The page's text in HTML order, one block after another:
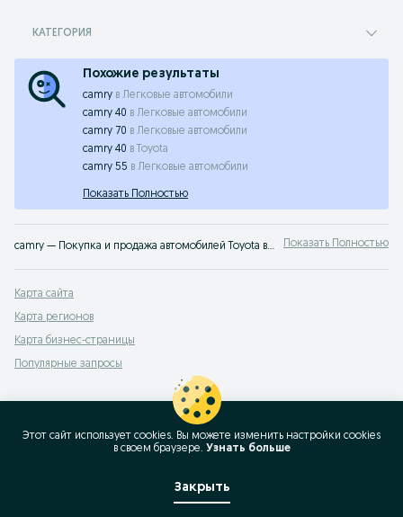
КАТЕГОРИЯ
Похожие результаты
camry в Легковые автомобили
camry 40 в Легковые автомобили
camry 70 в Легковые автомобили
camry 40 в
Toyota
camry 55 в Легковые автомобили
Показать Полностью
camry — Покупка и продажа автомобилей Toyota в Узбекистане ✔️ Новые и подержанные авто по выгодным ценам ⭐ Удобно, быстро и без посредников — на OLX.uz Показать Полностью
Карта сайта
Карта регионов
Карта бизнес-страницы
Популярные запросы
Этот сайт использует cookies. Вы можете изменить настройки cookies
в своeм браузере. Узнать больше
Закрыть